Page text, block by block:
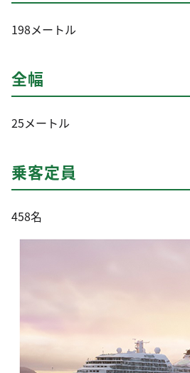
198メートル
全幅
25メートル
乗客定員
458名